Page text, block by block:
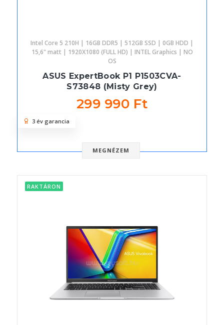
Intel Core 5 210H | 16GB DDR5 | 512GB SSD | 0GB HDD |
15,6" matt | 1920X1080 (FULL HD) | INTEL Graphics | NO
OS
ASUS ExpertBook P1 P1503CVA-
S73848 (Misty Grey)
299 990 Ft
MEGNÉZEM
3 év garancia
RAKTÁRON